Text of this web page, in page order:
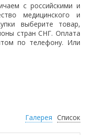
с российскими и
медицинского и
выберите товар,
стран СНГ. Оплата
по телефону. Или
Галерея Список